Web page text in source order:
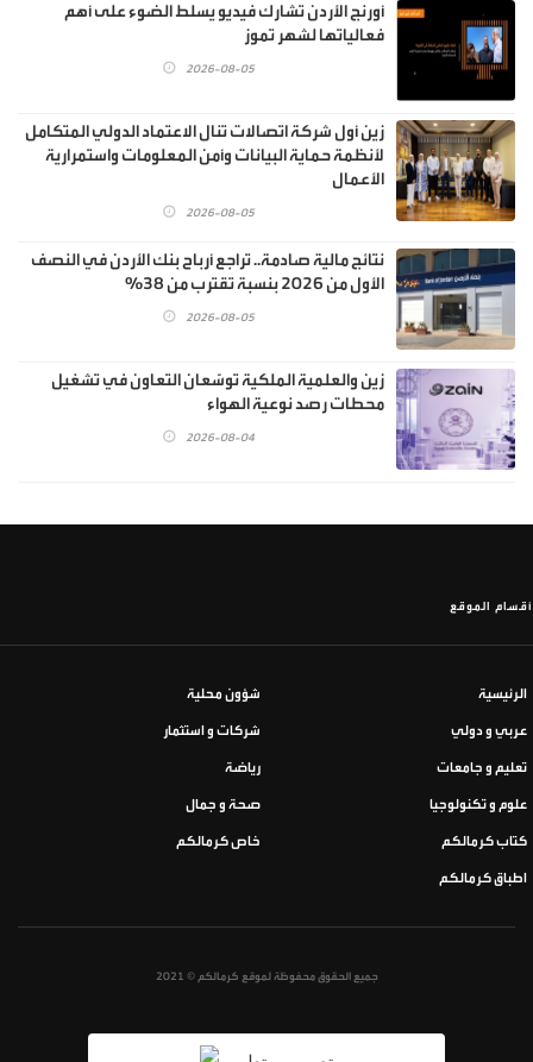
أورنج الأردن تشارك فيديو يسلط الضوء على أهم
فعالياتها لشهر تموز
2026-08-05
زين أول شركة اتصالات تنال الاعتماد الدولي المتكامل
لأنظمة حماية البيانات وأمن المعلومات واستمرارية
الأعمال
2026-08-05
نتائج مالية صادمة.. تراجع أرباح بنك الأردن في النصف
الأول من 2026 بنسبة تقترب من 38%
2026-08-05
زين والعلمية الملكية توسّعان التعاون في تشغيل
محطات رصد نوعية الهواء
2026-08-04
أقسام الموقع
الرئيسية شؤون محلية
عربي و دولي شركات و استثمار
تعليم و جامعات رياضة
علوم و تكنولوجيا صحة و جمال
كتاب كرمالكم خاص كرمالكم
اطباق كرمالكم
جميع الحقوق محفوظة لموقع كرمالكم © 2021